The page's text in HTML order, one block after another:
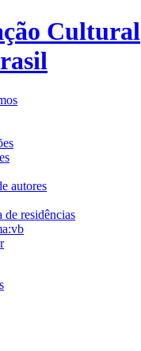
Cultural
autores
de residências